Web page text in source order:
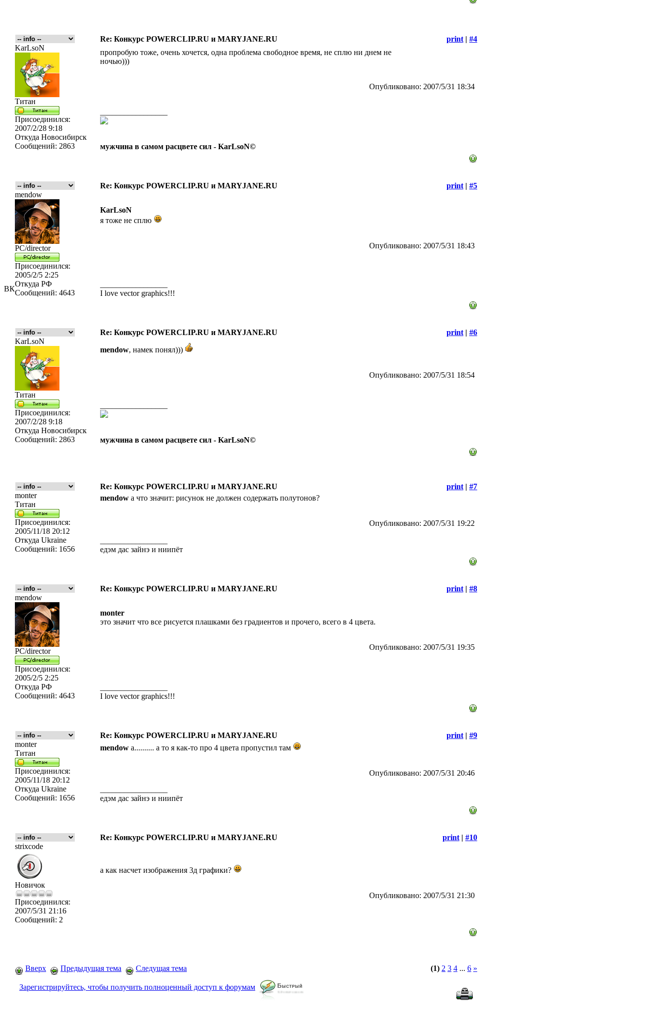
ВК
Re: Конкурс POWERCLIP.RU и MARYJANE.RU print | #4
KarLsoN
Титан
Присоединился:
2007/2/28 9:18
Откуда Новосибирск
Сообщений: 2863
пропробую тоже, очень хочется, одна проблема свободное время, не сплю ни днем не
ночью)))
Опубликовано: 2007/5/31 18:34
мужчина в самом расцвете сил - KarLsoN©
Re: Конкурс POWERCLIP.RU и MARYJANE.RU print | #5
mendow
PC/director
Присоединился:
2005/2/5 2:25
Откуда РФ
Сообщений: 4643
KarLsoN
я тоже не сплю
Опубликовано: 2007/5/31 18:43
I love vector graphics!!!
Re: Конкурс POWERCLIP.RU и MARYJANE.RU print | #6
KarLsoN
Титан
Присоединился:
2007/2/28 9:18
Откуда Новосибирск
Сообщений: 2863
mendow, намек понял)))
Опубликовано: 2007/5/31 18:54
мужчина в самом расцвете сил - KarLsoN©
Re: Конкурс POWERCLIP.RU и MARYJANE.RU print | #7
monter
Титан
Присоединился:
2005/11/18 20:12
Откуда Ukraine
Сообщений: 1656
mendow а что значит: рисунок не должен содержать полутонов?
Опубликовано: 2007/5/31 19:22
едэм дас зайнэ и ниипёт
Re: Конкурс POWERCLIP.RU и MARYJANE.RU print | #8
mendow
PC/director
Присоединился:
2005/2/5 2:25
Откуда РФ
Сообщений: 4643
monter
это значит что все рисуется плашками без градиентов и прочего, всего в 4 цвета.
Опубликовано: 2007/5/31 19:35
I love vector graphics!!!
Re: Конкурс POWERCLIP.RU и MARYJANE.RU print | #9
monter
Титан
Присоединился:
2005/11/18 20:12
Откуда Ukraine
Сообщений: 1656
mendow а.......... а то я как-то про 4 цвета пропустил там
Опубликовано: 2007/5/31 20:46
едэм дас зайнэ и ниипёт
Re: Конкурс POWERCLIP.RU и MARYJANE.RU print | #10
strixcode
Новичок
Присоединился:
2007/5/31 21:16
Сообщений: 2
а как насчет изображения 3д графики?
Опубликовано: 2007/5/31 21:30
Вверх Предыдущая тема Следущая тема (1) 2 3 4 ... 6 »
Зарегистрируйтесь, чтобы получить полноценный доступ к форумам